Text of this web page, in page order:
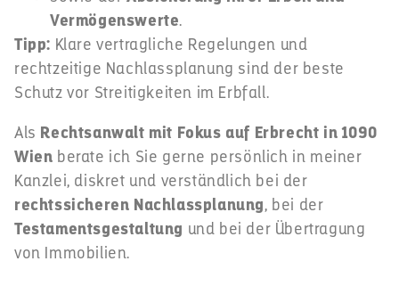
Vermögenswerte.
Tipp: Klare vertragliche Regelungen und
rechtzeitige Nachlassplanung sind der beste
Schutz vor Streitigkeiten im Erbfall.
Als Rechtsanwalt mit Fokus auf Erbrecht in 1090
Wien berate ich Sie gerne persönlich in meiner
Kanzlei, diskret und verständlich bei der
rechtssicheren Nachlassplanung, bei der
Testamentsgestaltung und bei der Übertragung
von Immobilien.